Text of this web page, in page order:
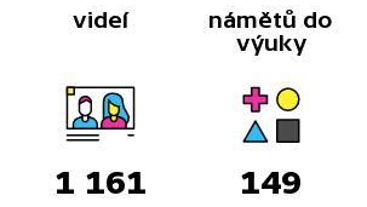
videí
námětů do
výuky
1 161 149